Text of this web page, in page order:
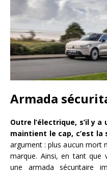
Armada
Outre l’électrique, s’il y
maintient le cap, c’est la
argument : plus aucun mort
marque. Ainsi, en tant que
une armada sécuritaire